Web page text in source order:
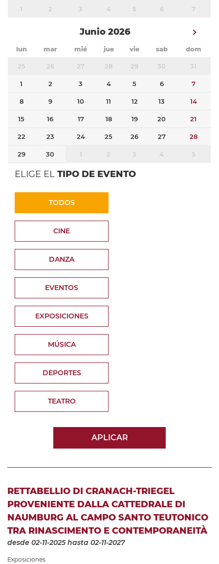
1 2 3 4 5 6 7
Junio 2026
lun mar mié jue vie sab dom
25 26 27 28 29 30 31
1 2 3 4 5 6 7
8 9 10 11 12 13 14
15 16 17 18 19 20 21
22 23 24 25 26 27 28
29 30 1 2 3 4 5
ELIGE EL TIPO DE EVENTO
TODOS
CINE
DANZA
EVENTOS
EXPOSICIONES
MÚSICA
DEPORTES
TEATRO
APLICAR
RETTABELLIO DI CRANACH-TRIEGEL
PROVENIENTE DALLA CATTEDRALE DI
NAUMBURG AL CAMPO SANTO TEUTONICO
TRA RINASCIMENTO E CONTEMPORANEITÀ
desde 02-11-2025hasta 02-11-2027
Exposiciones